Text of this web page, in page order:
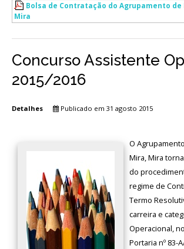
Bolsa de Contratação do Agrupamento de
Mira
Concurso Assistente
2015/2016
Detalhes Publicado em 31 agosto 2015
O
Mira, Mira
do
regime de
Termo
carreira e
Operacional,
Portaria nº 83-